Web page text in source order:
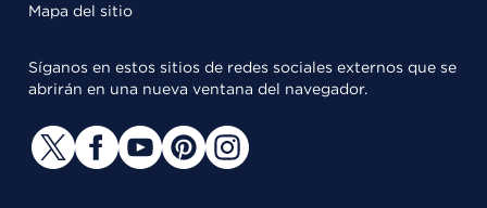
Mapa del sitio
Síganos en estos sitios de redes sociales externos que se
abrirán en una nueva ventana del navegador.